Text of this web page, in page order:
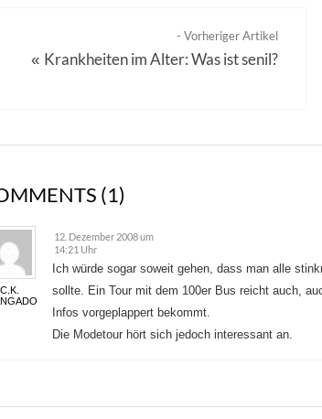
- Vorheriger Artikel
« Krankheiten im Alter: Was ist senil?
(1)
C.K.
12. Dezember 2008 um
14:21 Uhr
Ich würde sogar soweit gehen, dass man alle
sollte. Ein Tour mit dem 100er Bus reicht auch,
Infos vorgeplappert bekommt.
Die Modetour hört sich jedoch interessant an.